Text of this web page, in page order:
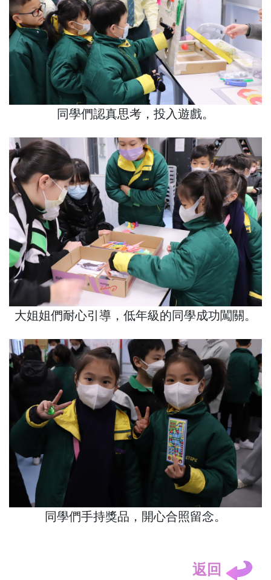
同學們認真思考，投入遊戲。
大姐姐們耐心引導，低年級的同學成功闖關。
同學們手持獎品，開心合照留念。
返回